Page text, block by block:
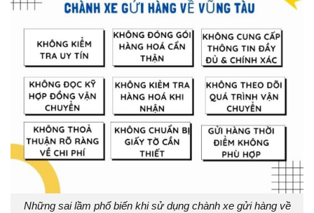
Những sai lầm phổ biến khi sử dụng chành xe gửi hàng về